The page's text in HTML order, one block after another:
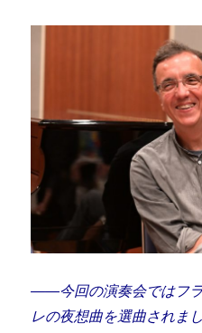
――今回の演奏会ではフ
レの夜想曲を選曲されま